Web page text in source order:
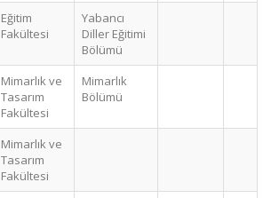
Eğitim
Fakültesi
Yabancı
Diller Eğitimi
Bölümü
Mimarlık ve
Tasarım
Fakültesi
Mimarlık
Bölümü
Mimarlık ve
Tasarım
Fakültesi